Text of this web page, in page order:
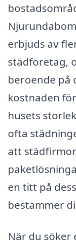
erbjuds av
städföretag,
beroende på
kostnaden
husets
ofta
att
en titt på
bestämmer
När du